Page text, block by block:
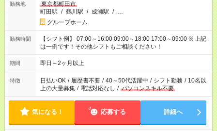
勤務地
東京都町田市
町田駅 / 鶴川駅 / 成瀬駅 / …
グループホーム
勤務時間
【シフト例】 07:00～16:00 09:00～18:00 17:00～09:00 ※ 上記
は一例です！その他シフトもご相談ください！
期間 即日～2ヶ月以上
特徴 日払いOK / 履歴書不要 / 40～50代活躍中 / シフト勤務 / 10名以
上の大量募集 / 電話対応なし / パソコンスキル不要
気になる！ 応募する 詳細へ